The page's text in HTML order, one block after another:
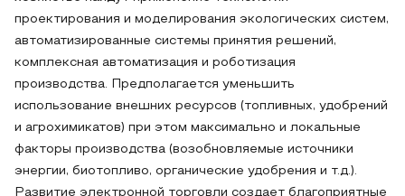
проектирования и моделирования экологических систем,
автоматизированные системы принятия решений,
комплексная автоматизация и роботизация
производства. Предполагается уменьшить
использование внешних ресурсов (топливных, удобрений
и агрохимикатов) при этом максимально и локальные
факторы производства (возобновляемые источники
энергии, биотопливо, органические удобрения и т.д.).
Развитие электронной торговли создает благоприятные